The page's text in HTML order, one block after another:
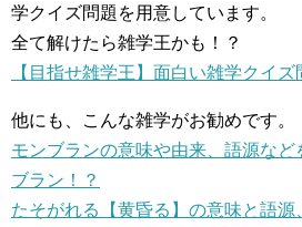
学クイズ問題を用意しています。
全て解けたら雑学王かも！？
【目指せ雑学王】面白い雑学クイズ
他にも、こんな雑学がお勧めです。
モンブランの意味や由来、語源な
ブラン！？
たそがれる【黄昏る】の意味と語源